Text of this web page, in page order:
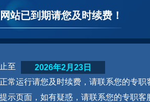
站已到期请您及时续费！
至
常运行请您及时续费，请联系您的专职
示页面，如有疑惑，请联系您的专职客
2026年2月23日